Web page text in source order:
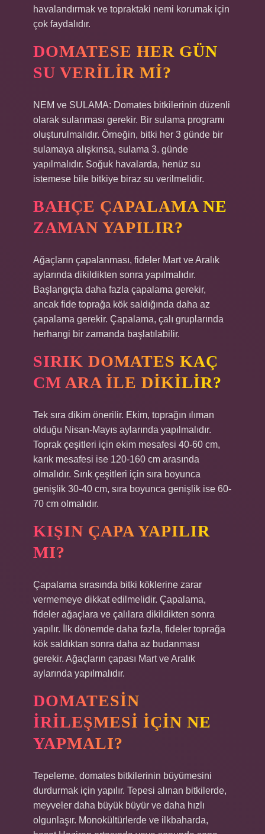
havalandırmak ve topraktaki nemi korumak için
çok faydalıdır.
DOMATESE HER GÜN
SU VERILIR MI?
NEM ve SULAMA: Domates bitkilerinin düzenli
olarak sulanması gerekir. Bir sulama programı
oluşturulmalıdır. Örneğin, bitki her 3 günde bir
sulamaya alışkınsa, sulama 3. günde
yapılmalıdır. Soğuk havalarda, henüz su
istemese bile bitkiye biraz su verilmelidir.
BAHÇE ÇAPALAMA NE
ZAMAN YAPILIR?
Ağaçların çapalanması, fideler Mart ve Aralık
aylarında dikildikten sonra yapılmalıdır.
Başlangıçta daha fazla çapalama gerekir,
ancak fide toprağa kök saldığında daha az
çapalama gerekir. Çapalama, çalı gruplarında
herhangi bir zamanda başlatılabilir.
SIRIK DOMATES KAÇ
CM ARA ILE DIKILIR?
Tek sıra dikim önerilir. Ekim, toprağın ılıman
olduğu Nisan-Mayıs aylarında yapılmalıdır.
Toprak çeşitleri için ekim mesafesi 40-60 cm,
karık mesafesi ise 120-160 cm arasında
olmalıdır. Sırık çeşitleri için sıra boyunca
genişlik 30-40 cm, sıra boyunca genişlik ise 60-
70 cm olmalıdır.
KIŞIN ÇAPA YAPILIR
MI?
Çapalama sırasında bitki köklerine zarar
vermemeye dikkat edilmelidir. Çapalama,
fideler ağaçlara ve çalılara dikildikten sonra
yapılır. İlk dönemde daha fazla, fideler toprağa
kök saldıktan sonra daha az budanması
gerekir. Ağaçların çapası Mart ve Aralık
aylarında yapılmalıdır.
DOMATESIN
IRILEŞMESI IÇIN NE
YAPMALI?
Tepeleme, domates bitkilerinin büyümesini
durdurmak için yapılır. Tepesi alınan bitkilerde,
meyveler daha büyük büyür ve daha hızlı
olgunlaşır. Monokültürlerde ve ilkbaharda,